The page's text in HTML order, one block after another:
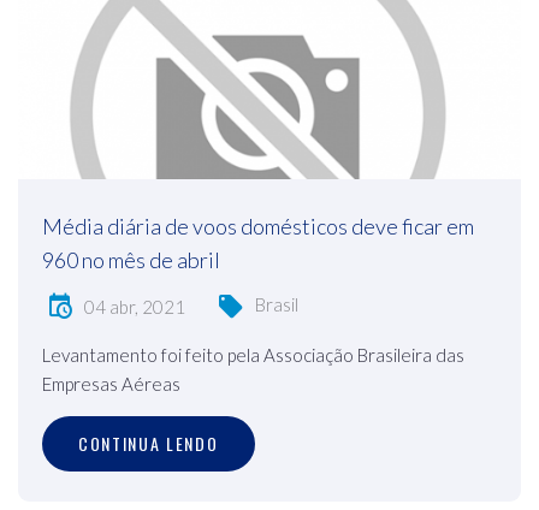
Média diária de voos domésticos deve ficar em
960 no mês de abril
04 abr, 2021 Brasil
Levantamento foi feito pela Associação Brasileira das
Empresas Aéreas
CONTINUA LENDO